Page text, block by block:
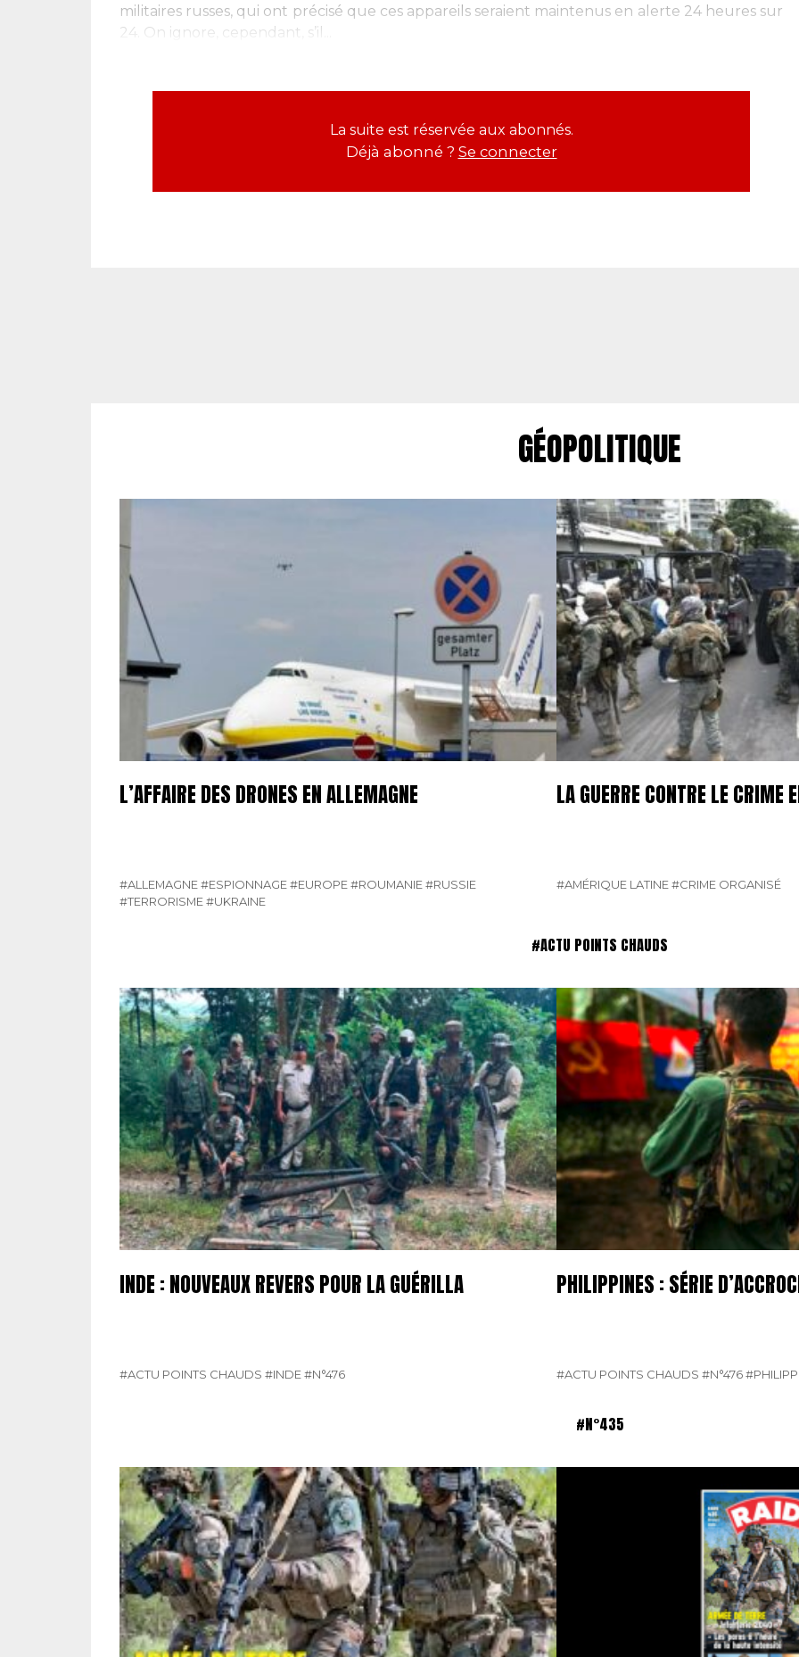
militaires russes, qui ont précisé que ces appareils seraient maintenus en alerte 24 heures sur
24. On ignore, cependant, s’il...
La suite est réservée aux abonnés.
Déjà abonné ? Se connecter
GÉOPOLITIQUE
L’AFFAIRE DES DRONES EN ALLEMAGNE
#ALLEMAGNE#ESPIONNAGE#EUROPE#ROUMANIE#RUSSIE
#TERRORISME#UKRAINE
LA GUERRE CONTRE LE CRIME
#AMÉRIQUE LATINE#CRIME ORGANISÉ
#ACTU POINTS CHAUDS
INDE : NOUVEAUX REVERS POUR LA GUÉRILLA
#ACTU POINTS CHAUDS #INDE#N°476
PHILIPPINES : SÉRIE
#ACTU POINTS CHAUDS #N°476
#N°435